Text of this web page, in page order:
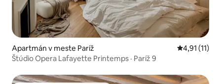
Apartmán v meste Paríž Priemerné
4,91 (11)
Štúdio Opera Lafayette Printemps · Paríž 9